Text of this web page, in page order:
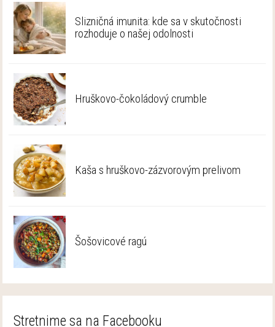
Slizničná imunita: kde sa v skutočnosti
rozhoduje o našej odolnosti
Hruškovo-čokoládový crumble
Kaša s hruškovo-zázvorovým prelivom
Šošovicové ragú
Stretnime sa na Facebooku